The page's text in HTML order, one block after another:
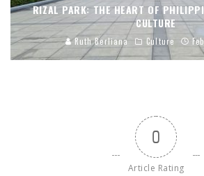
RIZAL PARK: THE HEART OF
CULTURE
Ruth Berliana Culture
0
Article Rating